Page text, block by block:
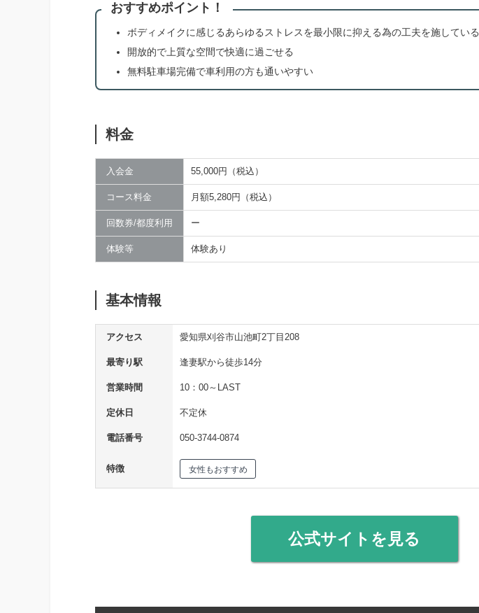
おすすめポイント！
ボディメイクに感じるあらゆるストレスを最小限に抑える為の工夫を施している
開放的で上質な空間で快適に過ごせる
無料駐車場完備で車利用の方も通いやすい
料金
入会金 55,000円（税込）
コース料金 月額5,280円（税込）
回数券/都度利用 ー
体験等 体験あり
基本情報
アクセス 愛知県刈谷市山池町2丁目208
最寄り駅 逢妻駅から徒歩14分
営業時間 10：00～LAST
定休日 不定休
電話番号 050-3744-0874
特徴 女性もおすすめ
公式サイトを見る